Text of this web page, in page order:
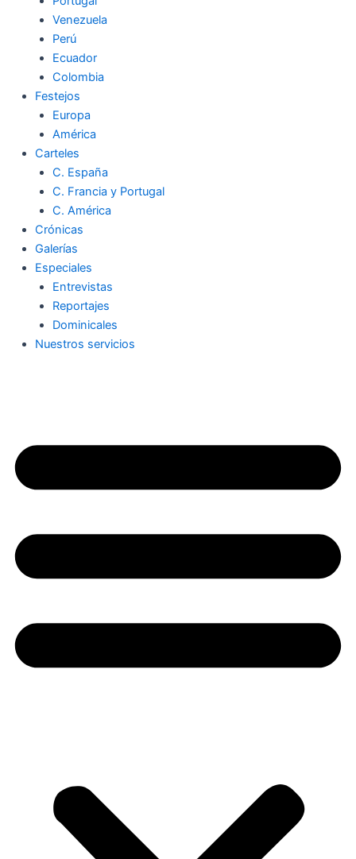
Venezuela
Perú
Ecuador
Colombia
Festejos
Europa
América
Carteles
C. España
C. Francia y Portugal
C. América
Crónicas
Galerías
Especiales
Entrevistas
Reportajes
Dominicales
Nuestros servicios